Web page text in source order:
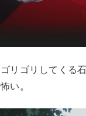
リゴリしてくる
い。